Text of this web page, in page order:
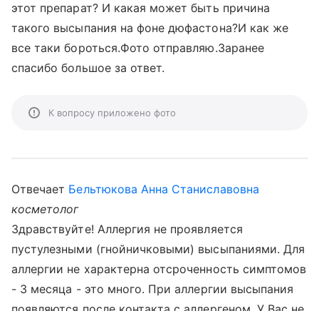
этот препарат? И какая может быть причина
такого высыпания на фоне дюфастона?И как же
все таки бороться.Фото отправляю.Заранее
спасибо большое за ответ.
К вопросу приложено фото
Отвечает Бельтюкова Анна Станиславовна
косметолог
Здравствуйте! Аллергия не проявляется
пустулезными (гнойничковыми) высыпаниями. Для
аллергии не характерна отсроченность симптомов
- 3 месяца - это много. При аллергии высыпания